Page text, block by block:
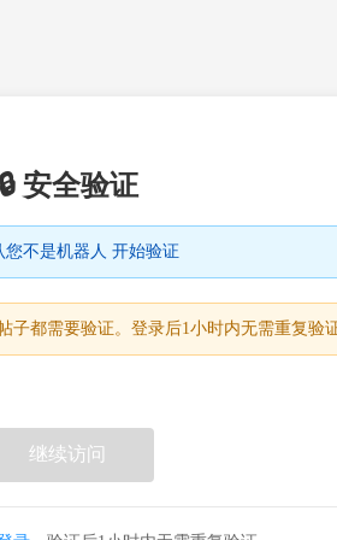
🔒 安全验证
您不是机器人 开始验证
子都需要验证。登录后1小时内无需重复验
继续访问